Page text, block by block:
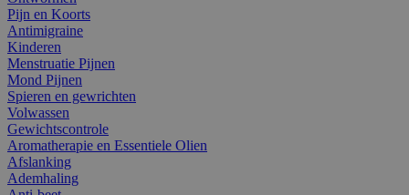
Pijn en Koorts
Antimigraine
Kinderen
Menstruatie Pijnen
Mond Pijnen
Spieren en gewrichten
Volwassen
Gewichtscontrole
Aromatherapie en Essentiele Olien
Afslanking
Ademhaling